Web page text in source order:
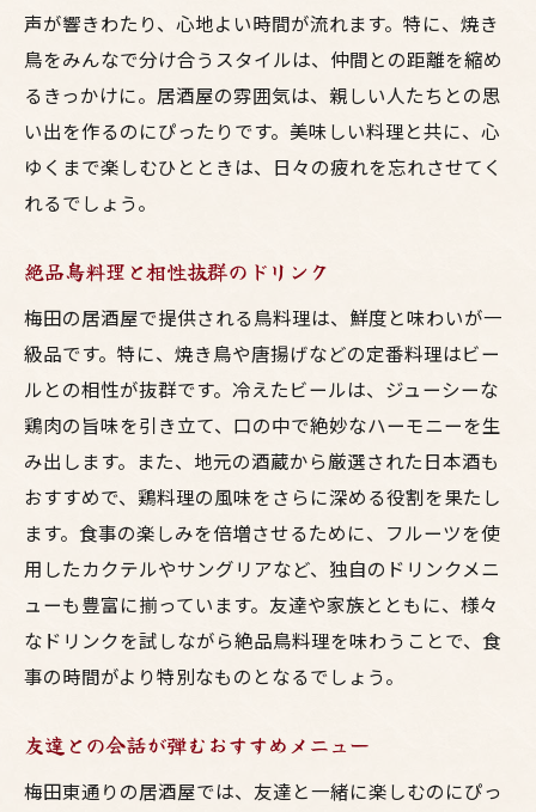
鳥料理とビールの黄金コンビ
日本酒が引き立てる鶏肉の旨味
ワインと楽しむ鳥料理の新発見
呑み会を盛り上げるペアリング提案
友達とシェアするマリアージュ
友達と梅田東通りの居酒屋で楽しむ焼き鳥の美
味しさ
炭火焼きの香ばしさを味わう
旨味が凝縮された一串の魅力
友人との会話が弾む理由
焼き鳥と相性抜群のドリンク
絶品のタレが生む忘れられない味
シェアして楽しむ焼き鳥の楽しみ方
家族で訪れたい梅田東通りの居酒屋と絶品鳥料
理の夕べ
家族みんなで楽しむ晩餐
家族団らんにぴったりの居酒屋選び
特別な日のための予約方法
声が響きわたり、心地よい時間が流れます。特に、焼き
鳥をみんなで分け合うスタイルは、仲間との距離を縮め
るきっかけに。居酒屋の雰囲気は、親しい人たちとの思
い出を作るのにぴったりです。美味しい料理と共に、心
ゆくまで楽しむひとときは、日々の疲れを忘れさせてく
れるでしょう。
絶品鳥料理と相性抜群のドリンク
梅田の居酒屋で提供される鳥料理は、鮮度と味わいが一
級品です。特に、焼き鳥や唐揚げなどの定番料理はビー
ルとの相性が抜群です。冷えたビールは、ジューシーな
鶏肉の旨味を引き立て、口の中で絶妙なハーモニーを生
み出します。また、地元の酒蔵から厳選された日本酒も
おすすめで、鶏料理の風味をさらに深める役割を果たし
ます。食事の楽しみを倍増させるために、フルーツを使
用したカクテルやサングリアなど、独自のドリンクメニ
ューも豊富に揃っています。友達や家族とともに、様々
なドリンクを試しながら絶品鳥料理を味わうことで、食
事の時間がより特別なものとなるでしょう。
友達との会話が弾むおすすめメニュー
梅田東通りの居酒屋では、友達と一緒に楽しむのにぴっ